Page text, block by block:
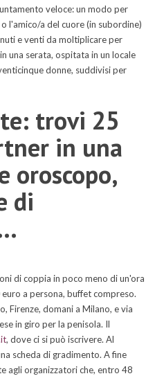
veloce: un modo per
l'amico/a del cuore (in subordine)
e venti da moltiplicare per
una serata, ospitata in un locale
donne, suddivisi per
trovi 25
in una
oroscopo,
di
di coppia in poco meno di un'ora
a persona, buffet compreso.
Firenze, domani a Milano, e via
in giro per la penisola. Il
, dove ci si può iscrivere. Al
scheda di gradimento. A fine
agli organizzatori che, entro 48